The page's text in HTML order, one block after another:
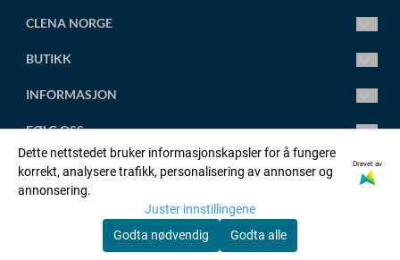
CLENA NORGE
Vi leverer alt fra små standard høytrykksspylere til store
spesialtilpassede anlegg.
post@clena.no
Tlf.: +47 45 88 58 31
Org. nr. 920230695
Orstadvegen 128b, 4353 KLEPP STASJON
BUTIKK
Mandag-Fredag 8.00-16.00
Kontakt oss
OPPRETT KONTO
INFORMASJON
Om oss
Artikler
Salgsbetingelser
Personvernerklæring
FØLG OSS
Facebook
© Copyright Company, org. number xxxxxx-xxxx
Dette nettstedet bruker informasjonskapsler for å fungere
korrekt, analysere trafikk, personalisering av annonser og
annonsering.
Drevet av
Juster innstillingene
Godta nødvendig
Godta alle